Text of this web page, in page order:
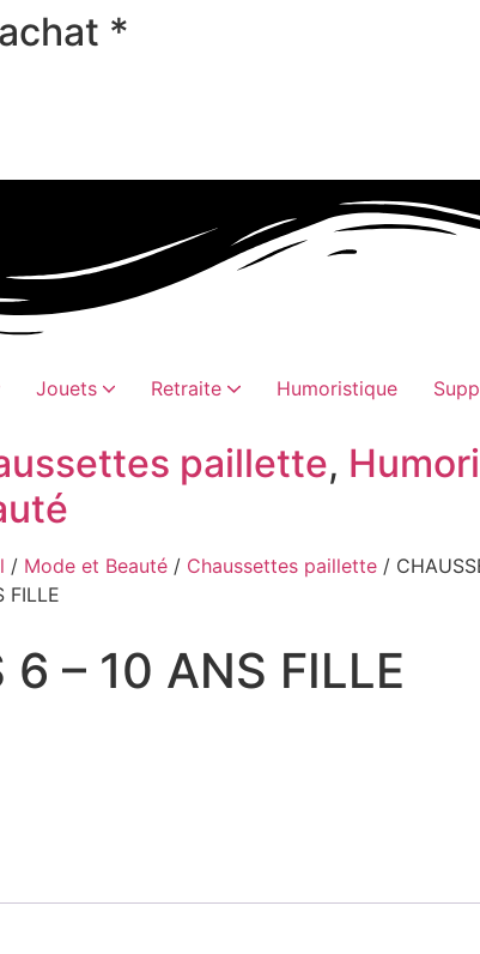
*
Jouets Retraite Humoristique
paillette,
/ Mode et Beauté / Chaussettes paillette /
FILLE
6 – 10 ANS FILLE